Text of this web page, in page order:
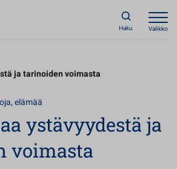
Haku Valikko
ja tarinoiden voimasta
elämää
ystävyydestä ja
voimasta